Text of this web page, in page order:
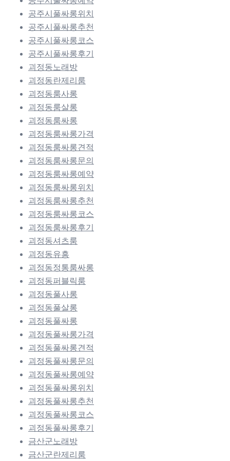
공주시풀싸롱위치
공주시풀싸롱추천
공주시풀싸롱코스
공주시풀싸롱후기
괴정동노래방
괴정동란제리룸
괴정동룸사롱
괴정동룸살롱
괴정동룸싸롱
괴정동룸싸롱가격
괴정동룸싸롱견적
괴정동룸싸롱문의
괴정동룸싸롱예약
괴정동룸싸롱위치
괴정동룸싸롱추천
괴정동룸싸롱코스
괴정동룸싸롱후기
괴정동셔츠룸
괴정동유흥
괴정동정통룸싸롱
괴정동퍼블릭룸
괴정동풀사롱
괴정동풀살롱
괴정동풀싸롱
괴정동풀싸롱가격
괴정동풀싸롱견적
괴정동풀싸롱문의
괴정동풀싸롱예약
괴정동풀싸롱위치
괴정동풀싸롱추천
괴정동풀싸롱코스
괴정동풀싸롱후기
금산군노래방
금산군란제리룸